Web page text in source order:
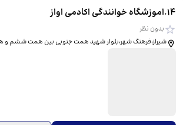
14
.اموزشگاه خوانندگی اکادمی اواز
بدون نظر
شیراز،فرهنگ شهر،بلوار شهید همت جنوبی بین همت ششم و